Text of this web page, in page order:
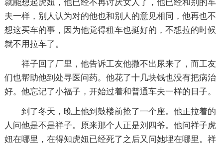
就能想起虎妞，他已经不再讨厌女人了，他已经和别的车
夫一样，别人认为对的他也和别人的意见相同，他再也不
想这买车的事，因为他觉得租车也挺好的，不想拉的时候
就不用拉车了。
祥子回了厂里，他告诉工友他撒不出尿来了，而工友
们也帮助他到处寻医问药。他花了十几块钱也没有把病治
好。他忘记了小福子，开始过着和普通车夫一样的日子。
到了冬天，晚上他到鼓楼前抢了一个座。他正拉着的
人问他是不是祥子。原来那个人正是刘四爷。他问祥子虎
妞在哪里，在得知虎妞已经死了之后又问她埋在哪里。祥